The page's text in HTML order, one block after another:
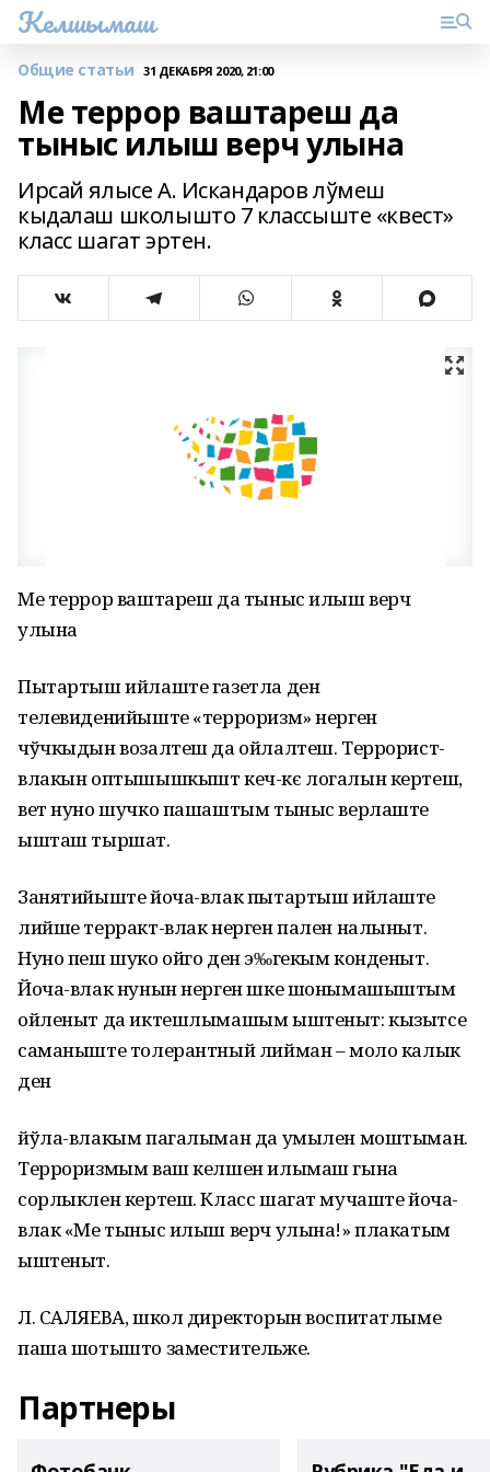
Келшымаш
Общие статьи 31 ДЕКАБРЯ 2020, 21:00
Ме террор ваштареш да
тыныс илыш верч улына
Ирсай ялысе А. Искандаров лўмеш
кыдалаш школышто 7 классыште «квест»
класс шагат эртен.
Ме террор ваштареш да тыныс илыш верч
улына
Пытартыш ийлаште газетла ден
телевиденийыште «терроризм» нерген
чўчкыдын возалтеш да ойлалтеш. Террорист-
влакын оптышышкышт кеч-кє логалын кертеш,
вет нуно шучко пашаштым тыныс верлаште
ышташ тыршат.
Занятийыште йоча-влак пытартыш ийлаште
лийше терракт-влак нерген пален налыныт.
Нуно пеш шуко ойго ден э‰гекым конденыт.
Йоча-влак нунын нерген шке шонымашыштым
ойленыт да иктешлымашым ыштеныт: кызытсе
саманыште толерантный лийман – моло калык
ден
йўла-влакым пагалыман да умылен моштыман.
Терроризмым ваш келшен илымаш гына
сорлыклен кертеш. Класс шагат мучаште йоча-
влак «Ме тыныс илыш верч улына!» плакатым
ыштеныт.
Л. САЛЯЕВА, школ директорын воспитатлыме
паша шотышто заместительже.
Партнеры